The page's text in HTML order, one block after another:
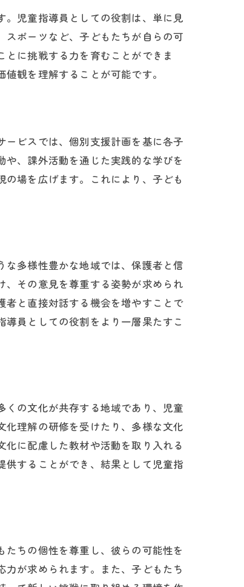
児童指導員としての役割は、単に見
ポーツなど、子どもたちが自らの可
に挑戦する力を育むことができま
観を理解することが可能です。
ビスでは、個別支援計画を基に各子
、課外活動を通じた実践的な学びを
場を広げます。これにより、子ども
多様性豊かな地域では、保護者と信
その意見を尊重する姿勢が求められ
者と直接対話する機会を増やすことで
員としての役割をより一層果たすこ
の文化が共存する地域であり、児童
理解の研修を受けたり、多様な文化
に配慮した教材や活動を取り入れる
することができ、結果として児童指
ちの個性を尊重し、彼らの可能性を
が求められます。また、子どもたち